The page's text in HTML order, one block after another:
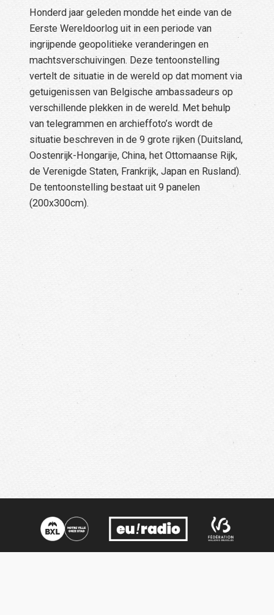
Honderd jaar geleden mondde het einde van de
Eerste Wereldoorlog uit in een periode van
ingrijpende geopolitieke veranderingen en
machtsverschuivingen. Deze tentoonstelling
vertelt de situatie in de wereld op dat moment via
getuigenissen van Belgische ambassadeurs op
verschillende plekken in de wereld. Met behulp
van telegrammen en archieffoto’s wordt de
situatie beschreven in de 9 grote rijken (Duitsland,
Oostenrijk-Hongarije, China, het Ottomaanse Rijk,
de Verenigde Staten, Frankrijk, Japan en Rusland).
De tentoonstelling bestaat uit 9 panelen
(200x300cm).